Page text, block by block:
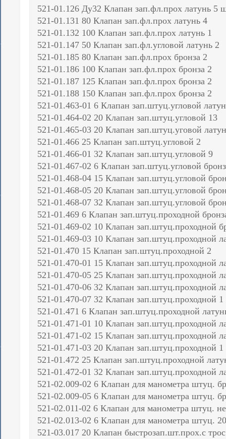
521-01.126 Ду32 Клапан зап.фл.прох латунь 5
521-01.131 80 Клапан зап.фл.прох латунь 4
521-01.132 100 Клапан зап.фл.прох латунь 1
521-01.147 50 Клапан зап.фл.угловой латунь 2
521-01.185 80 Клапан зап.фл.прох бронза 2
521-01.186 100 Клапан зап.фл.прох бронза 2
521-01.187 125 Клапан зап.фл.прох бронза 2
521-01.188 150 Клапан зап.фл.прох бронза 2
521-01.463-01 6 Клапан зап.штуц.угловой
521-01.464-02 20 Клапан зап.штуц.угловой 13
521-01.465-03 20 Клапан зап.штуц.уговой
521-01.466 25 Клапан зап.штуц.угловой 2
521-01.466-01 32 Клапан зап.штуц.угловой 9
521-01.467-02 6 Клапан зап.штуц.угловой
521-01.468-04 15 Клапан зап.штуц.угловой
521-01.468-05 20 Клапан зап.штуц.угловой
521-01.468-07 32 Клапан зап.штуц.угловой
521-01.469 6 Клапан зап.штуц.проходной
521-01.469-02 10 Клапан зап.штуц.проходной
521-01.469-03 10 Клапан зап.штуц.проходной
521-01.470 15 Клапан зап.штуц.проходной 2
521-01.470-01 15 Клапан зап.штуц.проходной
521-01.470-05 25 Клапан зап.штуц.проходной
521-01.470-06 32 Клапан зап.штуц.проходной
521-01.470-07 32 Клапан зап.штуц.проходной 1
521-01.471 6 Клапан зап.штуц.проходной
521-01.471-01 10 Клапан зап.штуц.проходной
521-01.471-02 15 Клапан зап.штуц.проходной
521-01.471-03 20 Клапан зап.штуц.проходной 1
521-01.472 25 Клапан зап.штуц.проходной
521-01.472-01 32 Клапан зап.штуц.проходной
521-02.009-02 6 Клапан для манометра штуц.
521-02.009-05 6 Клапан для манометра штуц.
521-02.011-02 6 Клапан для манометра штуц.
521-02.013-02 6 Клапан для манометра штуц. 20
521-03.017 20 Клапан быстрозап.шт.прох.с